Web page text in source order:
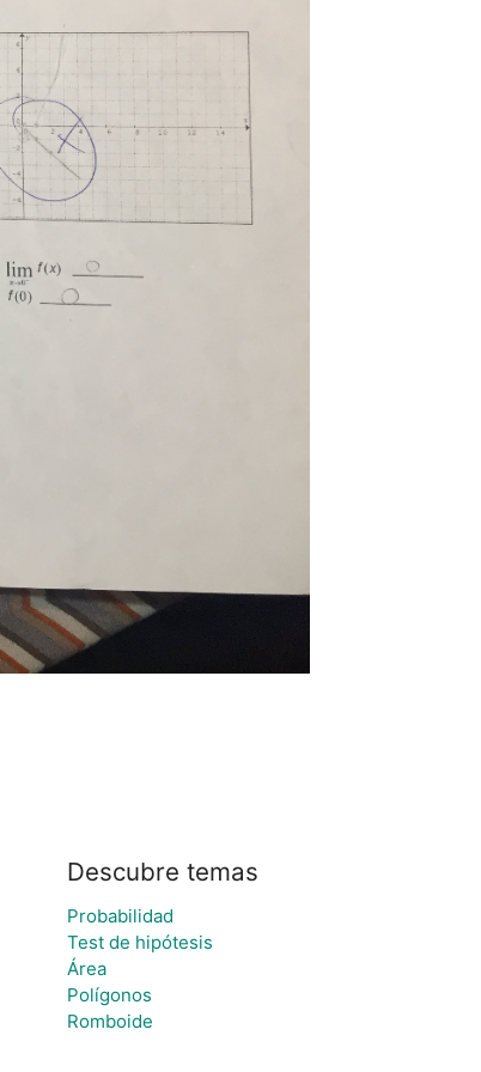
Descubre temas
Probabilidad
Test de hipótesis
Área
Polígonos
Romboide